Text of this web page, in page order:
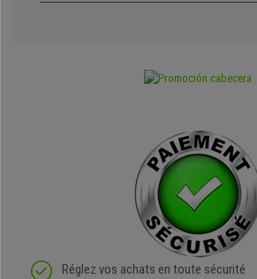
Réglez vos achats en toute sécurité